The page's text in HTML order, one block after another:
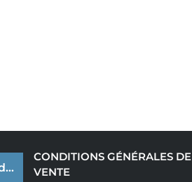
cookies
CONDITIONS GÉNÉRALES DE
VENTE